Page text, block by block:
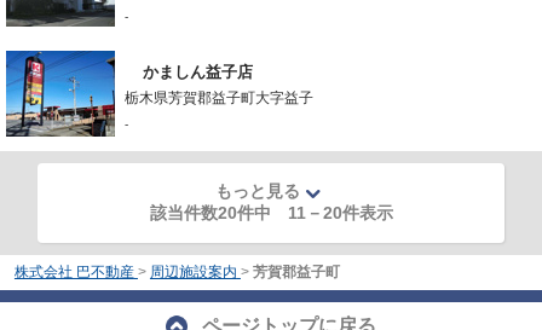
-
かましん益子店
栃木県芳賀郡益子町大字益子
-
もっと見る
該当件数20件中 11 －20件表示
株式会社 巴不動産 > 周辺施設案内 > 芳賀郡益子町
ページトップに戻る